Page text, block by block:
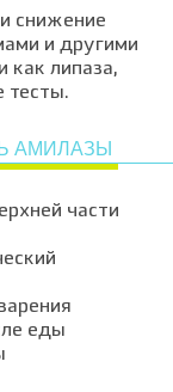
снижение
и другими
как липаза,
тесты.
АМИЛАЗЫ
части
еды